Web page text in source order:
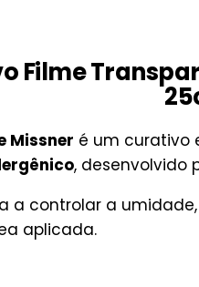
Filme
Missner é um curativo
, desenvolvido
a controlar a
aplicada.